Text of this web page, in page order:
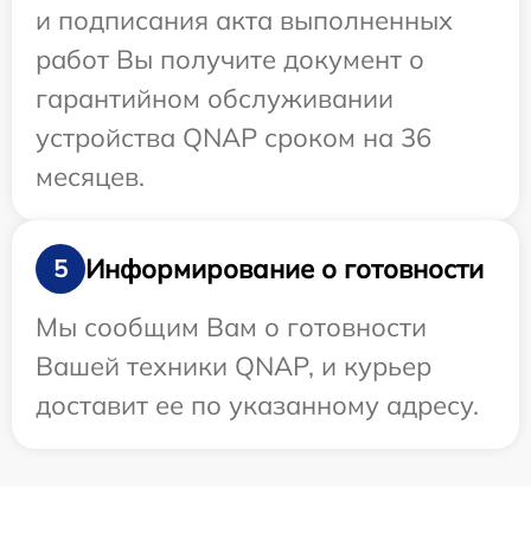
и подписания акта выполненных
работ Вы получите документ о
гарантийном обслуживании
устройства QNAP сроком на 36
месяцев.
5
Информирование о готовности
Мы сообщим Вам о готовности
Вашей техники QNAP, и курьер
доставит ее по указанному адресу.